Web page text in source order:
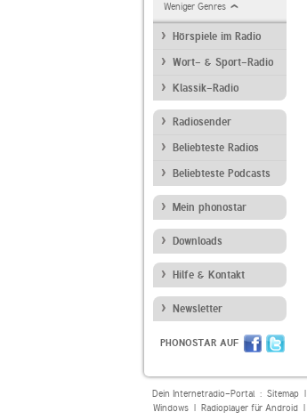
Weniger Genres
Hörspiele im Radio
Wort- & Sport-Radio
Klassik-Radio
Radiosender
Beliebteste Radios
Beliebteste Podcasts
Mein phonostar
Downloads
Hilfe & Kontakt
Newsletter
PHONOSTAR AUF
Dein Internetradio-Portal : Sitemap|
Windows| Radioplayer für Android|